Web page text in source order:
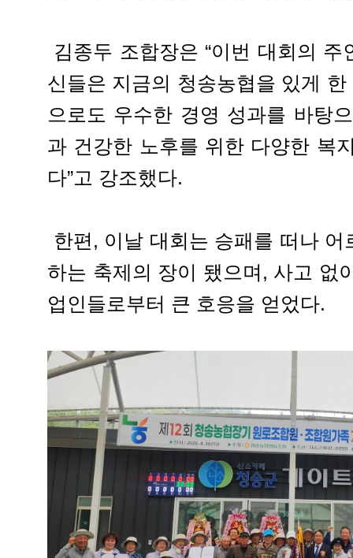
김종두 조합장은 “이번 대회의 주
신들은 지금의 청송농협을 있게 한
으로도 우수한 경영 성과를 바탕
과 건강한 노후를 위한 다양한 복
다”고 강조했다.
한편, 이날 대회는 승패를 떠나
하는 축제의 장이 됐으며, 사고 없
업인들로부터 큰 호응을 얻었다.